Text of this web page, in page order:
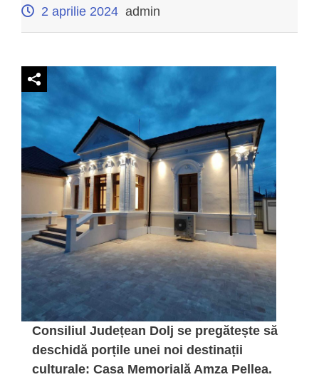
2 aprilie 2024 admin
Consiliul Județean Dolj se pregătește să
deschidă porțile unei noi destinații
culturale: Casa Memorială Amza Pellea.